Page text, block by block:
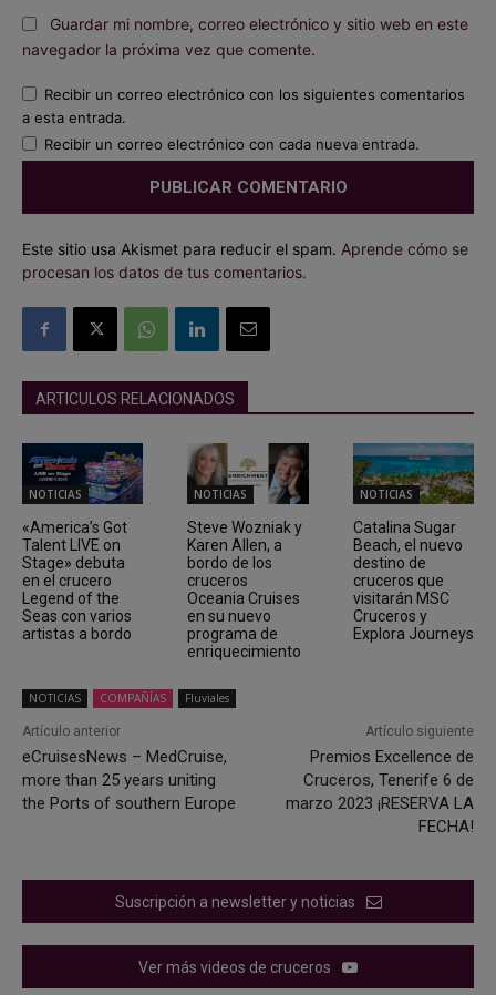
Guardar mi nombre, correo electrónico y sitio web en este
navegador la próxima vez que comente.
Recibir un correo electrónico con los siguientes comentarios
a esta entrada.
Recibir un correo electrónico con cada nueva entrada.
Este sitio usa Akismet para reducir el spam. Aprende cómo se
procesan los datos de tus comentarios.
ARTICULOS RELACIONADOS
NOTICIAS
«America’s Got
Talent LIVE on
Stage» debuta
en el crucero
Legend of the
Seas con varios
artistas a bordo
NOTICIAS
Steve Wozniak y
Karen Allen, a
bordo de los
cruceros
Oceania Cruises
en su nuevo
programa de
enriquecimiento
NOTICIAS
Catalina Sugar
Beach, el nuevo
destino de
cruceros que
visitarán MSC
Cruceros y
Explora Journeys
NOTICIAS COMPAÑÍAS Fluviales
Artículo anterior
eCruisesNews – MedCruise,
more than 25 years uniting
the Ports of southern Europe
Artículo siguiente
Premios Excellence de
Cruceros, Tenerife 6 de
marzo 2023 ¡RESERVA LA
FECHA!
Suscripción a newsletter y noticias
Ver más videos de cruceros